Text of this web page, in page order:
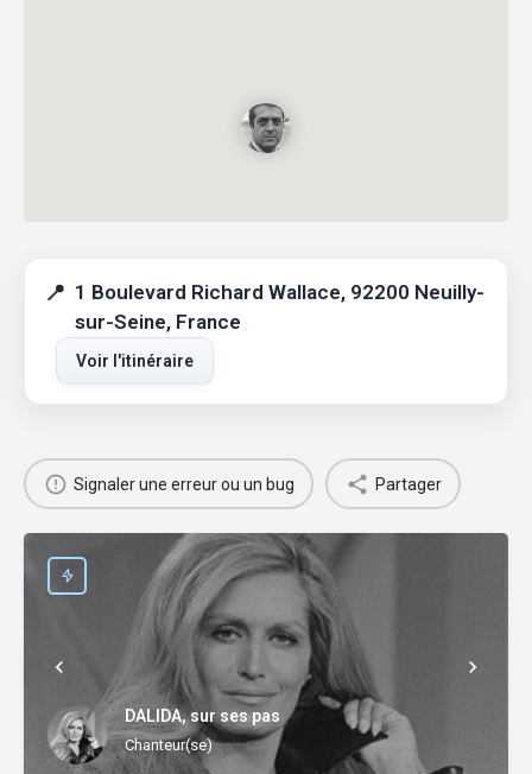
1 Boulevard Richard Wallace, 92200 Neuilly-
sur-Seine, France
Voir l'itinéraire
Signaler une erreur ou un bug Partager
DALIDA, sur ses pas
Chanteur(se)